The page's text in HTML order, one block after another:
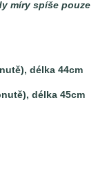
míry spíše pouze
délka 44cm
délka 45cm